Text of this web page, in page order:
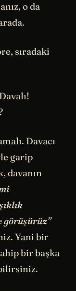
o da
sıradaki
Davacı
garip
davanın
görüşürüz”
Yani bir
bir başka